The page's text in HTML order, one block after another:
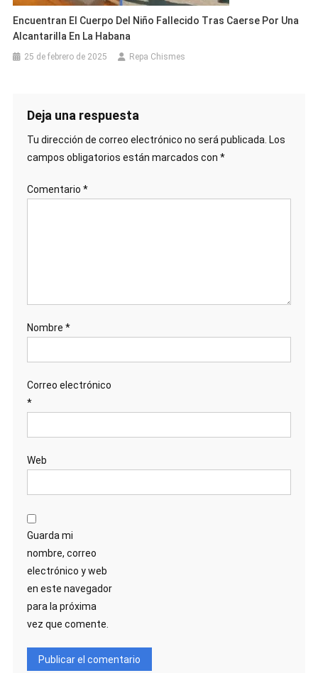
Encuentran El Cuerpo Del Niño Fallecido Tras Caerse Por Una
Alcantarilla En La Habana
25 de febrero de 2025 Repa Chismes
Deja una respuesta
Tu dirección de correo electrónico no será publicada. Los
campos obligatorios están marcados con *
Comentario *
Nombre *
Correo electrónico
*
Web
Guarda mi
nombre, correo
electrónico y web
en este navegador
para la próxima
vez que comente.